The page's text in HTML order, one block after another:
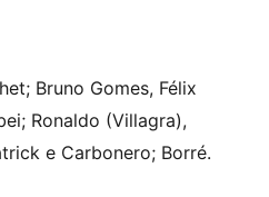
Bruno Gomes, Félix
Ronaldo (Villagra),
e Carbonero; Borré.